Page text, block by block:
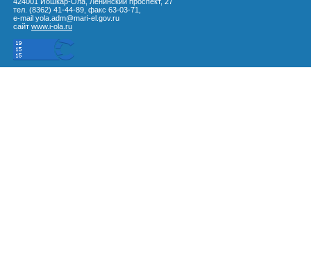
тел. (8362) 41-44-89, факс 63-03-71,
e-mail yola.adm@mari-el.gov.ru
сайт www.i-ola.ru